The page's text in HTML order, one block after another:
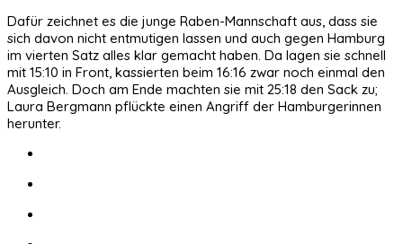
Dafür zeichnet es die junge Raben-Mannschaft aus, dass sie
sich davon nicht entmutigen lassen und auch gegen Hamburg
im vierten Satz alles klar gemacht haben. Da lagen sie schnell
mit 15:10 in Front, kassierten beim 16:16 zwar noch einmal den
Ausgleich. Doch am Ende machten sie mit 25:18 den Sack zu;
Laura Bergmann pflückte einen Angriff der Hamburgerinnen
herunter.